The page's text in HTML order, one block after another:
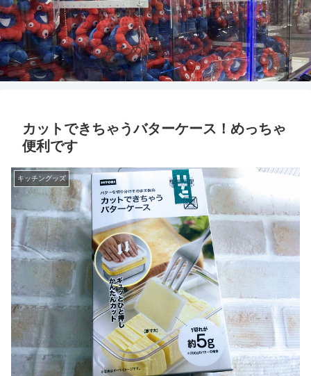
活力鍋とおいしい生活
おためしキッチン
カットできちゃうバターケース！めっちゃ
便利です
キッチングッズ